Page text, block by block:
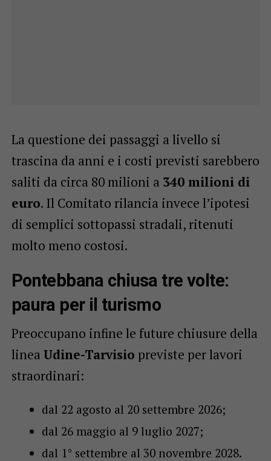
La questione dei passaggi a livello si
trascina da anni e i costi previsti sarebbero
saliti da circa 80 milioni a 340 milioni di
euro. Il Comitato rilancia invece l’ipotesi
di semplici sottopassi stradali, ritenuti
molto meno costosi.
Pontebbana chiusa tre volte:
paura per il turismo
Preoccupano infine le future chiusure della
linea Udine-Tarvisio previste per lavori
straordinari:
dal 22 agosto al 20 settembre 2026;
dal 26 maggio al 9 luglio 2027;
dal 1° settembre al 30 novembre 2028.